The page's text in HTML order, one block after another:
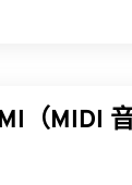
（MIDI